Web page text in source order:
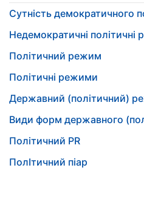
Сутність демократичного
Недемократичні політичні
Політичний режим
Політичні режими
Державний (політичний)
Види форм державного
Політичний PR
ПолІтичний піар